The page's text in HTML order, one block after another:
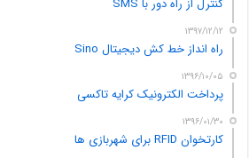
کنترل از راه دور با SMS
۱۳۹۷/۱۲/۱۲
راه انداز خط کش دیجیتال Sino
۱۳۹۶/۱۰/۰۵
پرداخت الکترونیک کرایه تاکسی
۱۳۹۶/۰۱/۳۰
کارتخوان RFID برای شهربازی ها